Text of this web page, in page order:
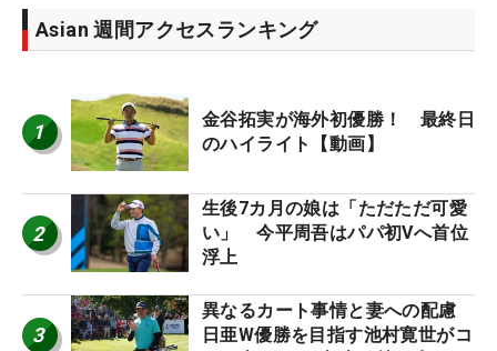
Asian 週間アクセスランキング
1
金谷拓実が海外初優勝！ 最終日
のハイライト【動画】
2
生後7カ月の娘は「ただただ可愛
い」 今平周吾はパパ初Vへ首位
浮上
3
異なるカート事情と妻への配慮
日亜W優勝を目指す池村寛世がコ